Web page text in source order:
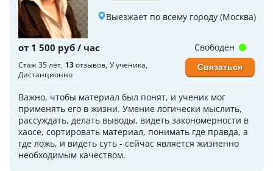
Выезжает по всему городу (Москва)
от 1 500 руб / час
Стаж 35 лет 13отзывов У ученика
Дистанционно
Важно, чтобы материал был понят, и ученик мог
применять его в жизни. Умение логически мыслить,
рассуждать, делать выводы, видеть закономерности в
хаосе, сортировать материал, понимать где правда, а
где ложь, и видеть суть - сейчас является жизненно
необходимым качеством.
Свободен
Связаться